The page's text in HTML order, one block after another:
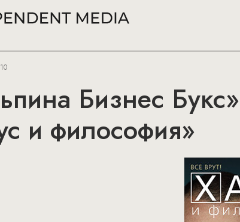
Бизнес
и философия»